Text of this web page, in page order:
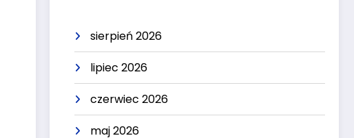
sierpień 2026
lipiec 2026
czerwiec 2026
maj 2026